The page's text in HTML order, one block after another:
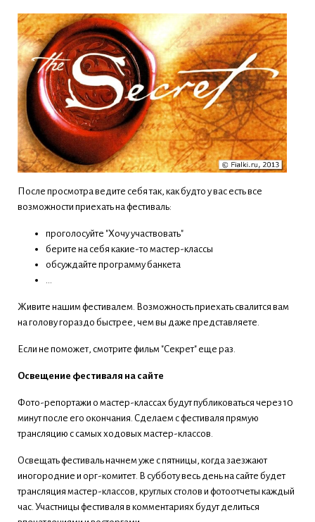
После просмотра ведите себя так, как будто у вас есть все
возможности приехать на фестиваль:
проголосуйте "Хочу участвовать"
берите на себя какие-то мастер-классы
обсуждайте программу банкета
Живите нашим фестивалем. Возможность приехать свалится вам
на голову гораздо быстрее, чем вы даже представляете.
Если не поможет, смотрите фильм "Секрет" еще раз.
Освещение фестиваля на сайте
Фото-репортажи о мастер-классах будут публиковаться через 10
минут после его окончания. Сделаем с фестиваля прямую
трансляцию с самых ходовых мастер-классов.
Освещать фестиваль начнем уже с пятницы, когда заезжают
иногородние и орг-комитет. В субботу весь день на сайте будет
трансляция мастер-классов, круглых столов и фотоотчеты каждый
час. Участницы фестиваля в комментариях будут делиться